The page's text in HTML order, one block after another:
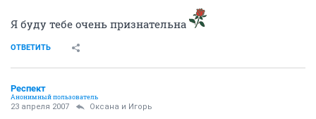
Я буду тебе очень признательна
ОТВЕТИТЬ
Респект
Анонимный пользователь
23 апреля 2007 Оксана и Игорь